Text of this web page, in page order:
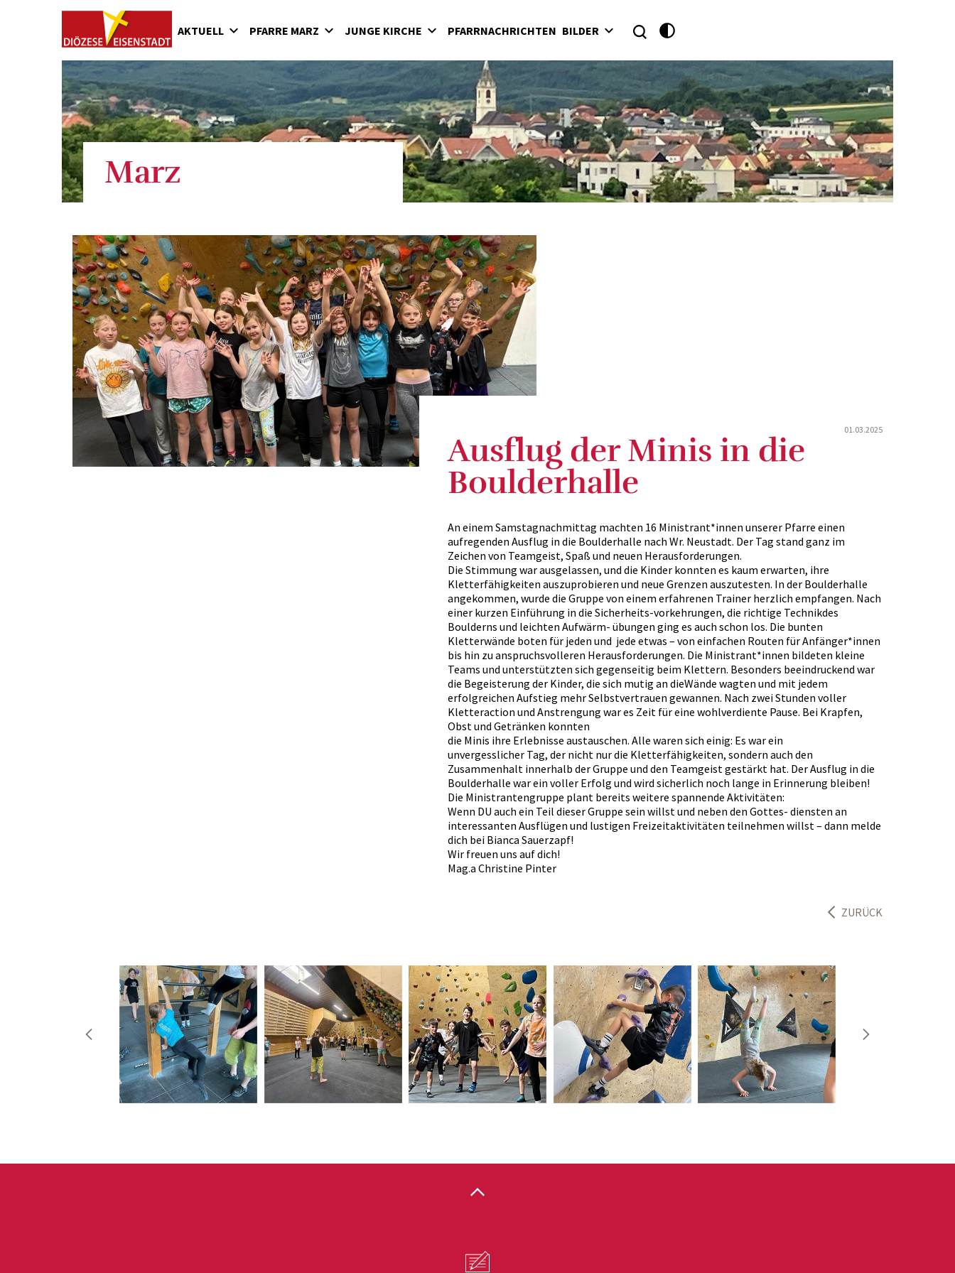
AKTUELL
PFARRE MARZ
1000 Jahre Pfarre Marz
JUNGE KIRCHE
Ministrant:innen
Zwergerltreff
PFARRNACHRICHTEN BILDER
2025
2024
Marz
01.03.2025
Ausflug der Minis in die
Boulderhalle
An einem Samstagnachmittag machten 16 Ministrant*innen unserer Pfarre einen
aufregenden Ausflug in die Boulderhalle nach Wr. Neustadt. Der Tag stand ganz im
Zeichen von Teamgeist, Spaß und neuen Herausforderungen.
Die Stimmung war ausgelassen, und die Kinder konnten es kaum erwarten, ihre
Kletterfähigkeiten auszuprobieren und neue Grenzen auszutesten. In der Boulderhalle
angekommen, wurde die Gruppe von einem erfahrenen Trainer herzlich empfangen. Nach
einer kurzen Einführung in die Sicherheits-vorkehrungen, die richtige Technikdes
Boulderns und leichten Aufwärm- übungen ging es auch schon los. Die bunten
Kletterwände boten für jeden und jede etwas – von einfachen Routen für Anfänger*innen
bis hin zu anspruchsvolleren Herausforderungen. Die Ministrant*innen bildeten kleine
Teams und unterstützten sich gegenseitig beim Klettern. Besonders beeindruckend war
die Begeisterung der Kinder, die sich mutig an dieWände wagten und mit jedem
erfolgreichen Aufstieg mehr Selbstvertrauen gewannen. Nach zwei Stunden voller
Kletteraction und Anstrengung war es Zeit für eine wohlverdiente Pause. Bei Krapfen,
Obst und Getränken konnten
die Minis ihre Erlebnisse austauschen. Alle waren sich einig: Es war ein
unvergesslicher Tag, der nicht nur die Kletterfähigkeiten, sondern auch den
Zusammenhalt innerhalb der Gruppe und den Teamgeist gestärkt hat. Der Ausflug in die
Boulderhalle war ein voller Erfolg und wird sicherlich noch lange in Erinnerung bleiben!
Die Ministrantengruppe plant bereits weitere spannende Aktivitäten:
Wenn DU auch ein Teil dieser Gruppe sein willst und neben den Gottes- diensten an
interessanten Ausflügen und lustigen Freizeitaktivitäten teilnehmen willst – dann melde
dich bei Bianca Sauerzapf!
Wir freuen uns auf dich!
Mag.a Christine Pinter
ZURÜCK